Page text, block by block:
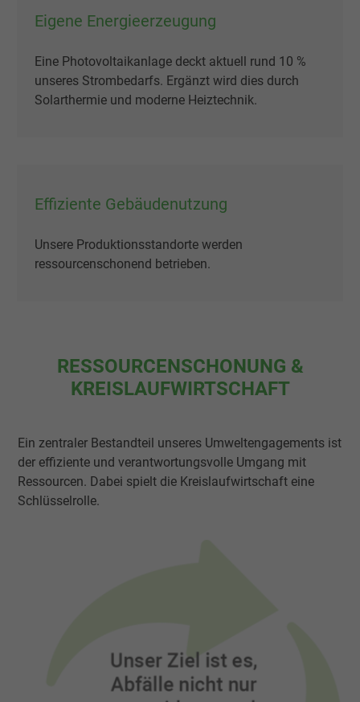
Eigene Energieerzeugung
Eine Photovoltaikanlage deckt aktuell rund 10 %
unseres Strombedarfs. Ergänzt wird dies durch
Solarthermie und moderne Heiztechnik.
Effiziente Gebäudenutzung
Unsere Produktionsstandorte werden
ressourcenschonend betrieben.
RESSOURCENSCHONUNG &
KREISLAUFWIRTSCHAFT
Ein zentraler Bestandteil unseres Umweltengagements ist
der effiziente und verantwortungsvolle Umgang mit
Ressourcen. Dabei spielt die Kreislaufwirtschaft eine
Schlüsselrolle.